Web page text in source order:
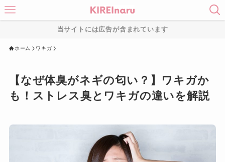
当サイトには広告が含まれています
ホーム ワキガ
【なぜ体臭がネギの匂い？】ワキガか
も！ストレス臭とワキガの違いを解説